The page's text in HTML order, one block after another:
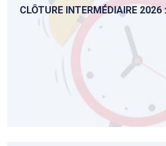
CLÔTURE INTERMÉDIAIRE